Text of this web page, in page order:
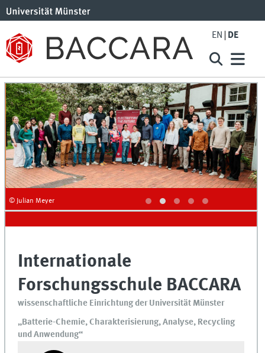
EN DE
© Julian Meyer
Internationale
Forschungsschule BACCARA
wissenschaftliche Einrichtung der Universität Münster
„Batterie-Chemie, Charakterisierung, Analyse, Recycling
und Anwendung“